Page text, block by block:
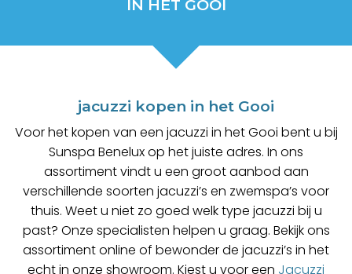
IN HET GOOI
jacuzzi kopen in het Gooi
Voor het kopen van een jacuzzi in het Gooi bent u bij
Sunspa Benelux op het juiste adres. In ons
assortiment vindt u een groot aanbod aan
verschillende soorten jacuzzi’s en zwemspa’s voor
thuis. Weet u niet zo goed welk type jacuzzi bij u
past? Onze specialisten helpen u graag. Bekijk ons
assortiment online of bewonder de jacuzzi’s in het
echt in onze showroom. Kiest u voor een Jacuzzi